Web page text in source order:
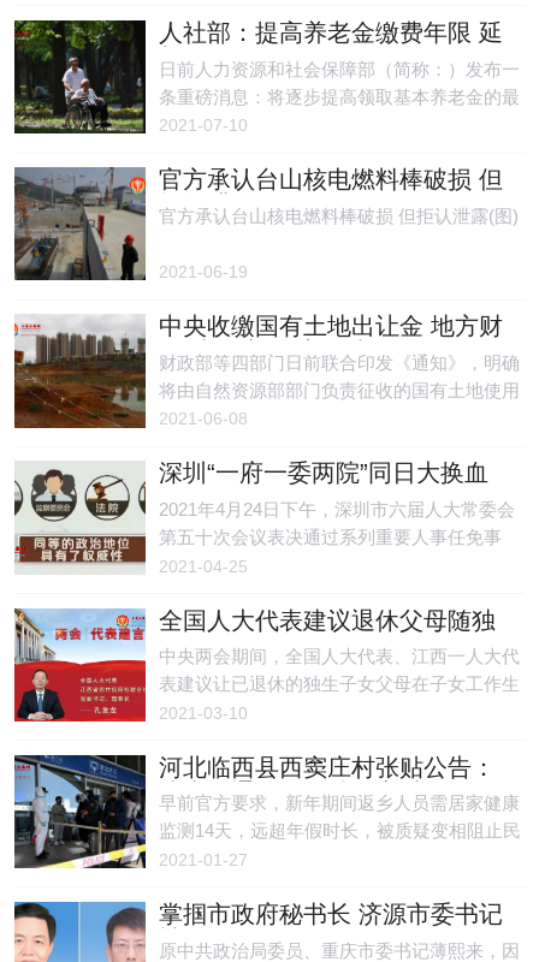
规引发民众反弹。
人社部：提高养老金缴费年限 延
长25至30年？
日前人力资源和社会保障部（简称：）发布一
条重磅消息：将逐步提高领取基本养老金的最
低缴费年限！目前，中国最低基本养老金缴纳
高10至15年为宜，也就是延长25至30年。
2021-07-10
官方承认台山核电燃料棒破损 但
拒认泄露
官方承认台山核电燃料棒破损 但拒认泄露(图)
2021-06-19
中央收缴国有土地出让金 地方财
政“小金库”将告终结
财政部等四部门日前联合印发《通知》，明确
将由自然资源部部门负责征收的国有土地使用
权出让收入、矿产资源专项收入、海域使用
部划转给税务部门负责征收。意味着地方政府
失去卖地收入来源的“小金库”。
2021-06-08
深圳“一府一委两院”同日大换血
2021年4月24日下午，深圳市六届人大常委会
第五十次会议表决通过系列重要人事任免事
项，出现大规模人事变动，“一府一委两院”的
检察院检察长同日换人。
2021-04-25
全国人大代表建议退休父母随独
生子女落户惹议
中央两会期间，全国人大代表、江西一人大代
表建议让已退休的独生子女父母在子女工作生
活地落户，并享受当地居民同等待遇。对此建
应该很难实现。
2021-03-10
河北临西县西窦庄村张贴公告：
接上级通知，不准回家过年
早前官方要求，新年期间返乡人员需居家健康
监测14天，远超年假时长，被质疑变相阻止民
众回家过年。日前河北一农村更公开发通告，
2021-01-27
掌掴市政府秘书长 济源市委书记
被免职
原中共政治局委员、重庆市委书记薄熙来，因